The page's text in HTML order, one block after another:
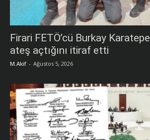
Firari FETÖ’cü Burkay
ateş açtığını itiraf etti
M.Akif - Ağustos 5, 2026